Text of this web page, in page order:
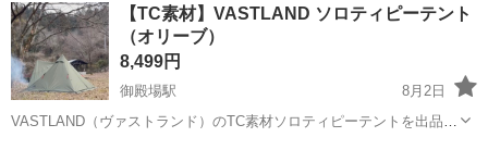
菜用のサラダを製造している工場でのお仕事です。 サラダに使う食材
の計量や機械へ充填作...
【TC素材】VASTLAND ソロティピーテント
（オリーブ）
8,499円
御殿場駅
8月2日
VASTLAND（ヴァストランド）のTC素材ソロティピーテントを出品い